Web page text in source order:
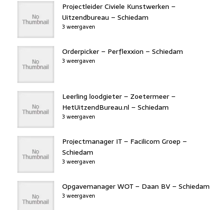
Projectleider Civiele Kunstwerken –
Uitzendbureau – Schiedam
3 weergaven
Orderpicker – Perflexxion – Schiedam
3 weergaven
Leerling loodgieter – Zoetermeer –
HetUitzendBureau.nl – Schiedam
3 weergaven
Projectmanager IT – Facilicom Groep –
Schiedam
3 weergaven
Opgavemanager WOT – Daan BV – Schiedam
3 weergaven